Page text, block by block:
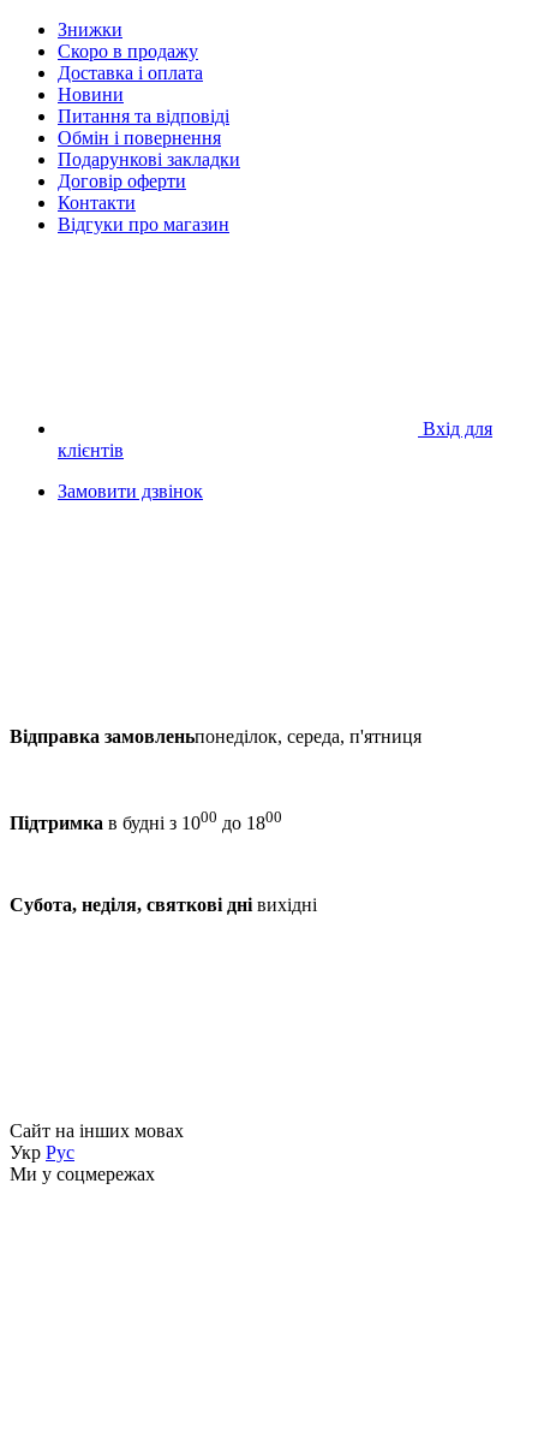
Знижки
Скоро в продажу
Доставка і оплата
Новини
Питання та відповіді
Обмін і повернення
Подарункові закладки
Договір оферти
Контакти
Відгуки про магазин
Вхід для
клієнтів
Замовити дзвінок
Відправка замовленьпонеділок, середа, п'ятниця
Підтримка в будні з 1000 до 1800
Субота, неділя, святкові дні вихідні
Сайт на інших мовах
Укр Рус
Ми у соцмережах